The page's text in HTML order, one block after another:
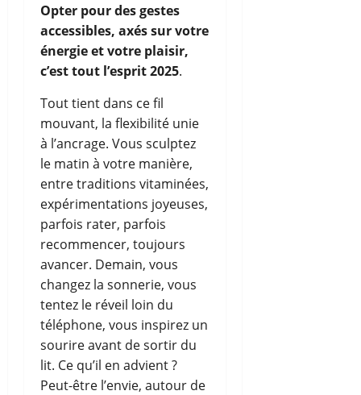
Opter pour des gestes
accessibles, axés sur votre
énergie et votre plaisir,
c’est tout l’esprit 2025.
Tout tient dans ce fil
mouvant, la flexibilité unie
à l’ancrage. Vous sculptez
le matin à votre manière,
entre traditions vitaminées,
expérimentations joyeuses,
parfois rater, parfois
recommencer, toujours
avancer. Demain, vous
changez la sonnerie, vous
tentez le réveil loin du
téléphone, vous inspirez un
sourire avant de sortir du
lit. Ce qu’il en advient ?
Peut-être l’envie, autour de